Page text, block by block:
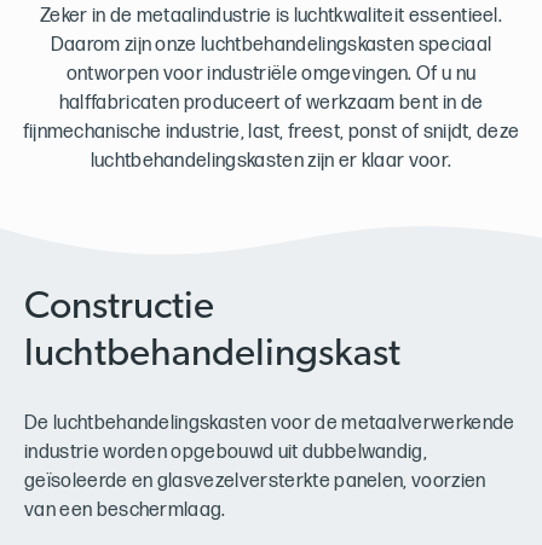
Zeker in de metaalindustrie is luchtkwaliteit essentieel.
Daarom zijn onze luchtbehandelingskasten speciaal
ontworpen voor industriële omgevingen. Of u nu
halffabricaten produceert of werkzaam bent in de
fijnmechanische industrie, last, freest, ponst of snijdt, deze
luchtbehandelingskasten zijn er klaar voor.
Constructie
luchtbehandelingskast
De luchtbehandelingskasten voor de metaalverwerkende
industrie worden opgebouwd uit dubbelwandig,
geïsoleerde en glasvezelversterkte panelen, voorzien
van een beschermlaag.